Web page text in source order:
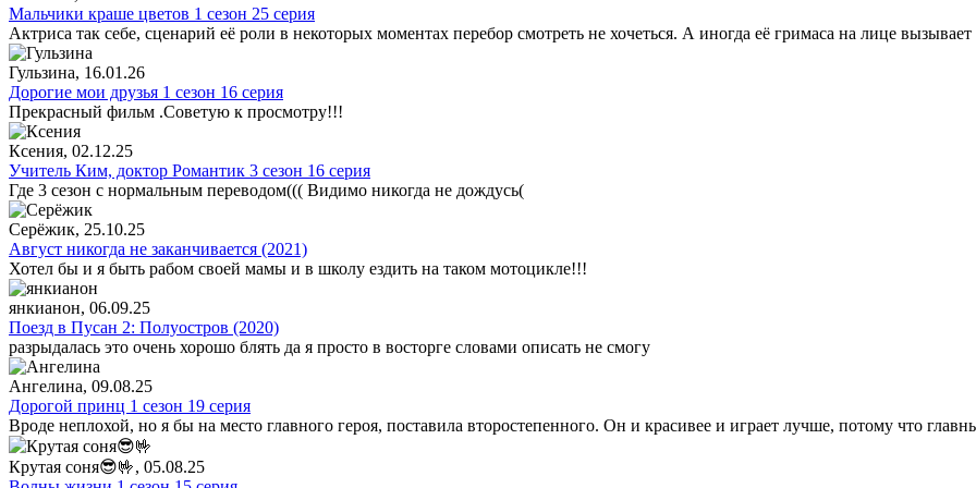
Мальчики краше цветов 1 сезон 25 серия
Актриса так себе, сценарий её роли в некоторых моментах перебор смотреть не хочеться. А иногда её гримаса на лице вызывает
Гульзина, 16.01.26
Дорогие мои друзья 1 сезон 16 серия
Прекрасный фильм .Советую к просмотру!!!
Ксения, 02.12.25
Учитель Ким, доктор Романтик 3 сезон 16 серия
Где 3 сезон с нормальным переводом((( Видимо никогда не дождусь(
Серёжик, 25.10.25
Август никогда не заканчивается (2021)
Хотел бы и я быть рабом своей мамы и в школу ездить на таком мотоцикле!!!
янкианон, 06.09.25
Поезд в Пусан 2: Полуостров (2020)
разрыдалась это очень хорошо блять да я просто в восторге словами описать не смогу
Ангелина, 09.08.25
Дорогой принц 1 сезон 19 серия
Вроде неплохой, но я бы на место главного героя, поставила второстепенного. Он и красивее и играет лучше, потому что
Крутая соня😎🤟, 05.08.25